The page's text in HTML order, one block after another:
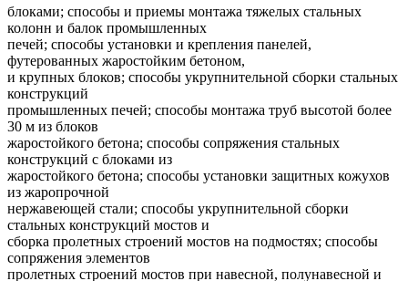
блоками; способы и приемы монтажа тяжелых стальных
колонн и балок промышленных
печей; способы установки и крепления панелей,
футерованных жаростойким бетоном,
и крупных блоков; способы укрупнительной сборки стальных
конструкций
промышленных печей; способы монтажа труб высотой более
30 м из блоков
жаростойкого бетона; способы сопряжения стальных
конструкций с блоками из
жаростойкого бетона; способы установки защитных кожухов
из жаропрочной
нержавеющей стали; способы укрупнительной сборки
стальных конструкций мостов и
сборка пролетных строений мостов на подмостях; способы
сопряжения элементов
пролетных строений мостов при навесной, полунавесной и